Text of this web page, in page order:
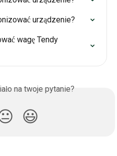
urządzenie?
wagę Tendy
na twoje pytanie?
😃